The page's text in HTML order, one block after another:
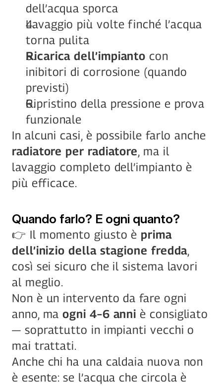
dell’acqua sporca
Lavaggio più volte finché l’acqua
torna pulita
Ricarica dell’impianto con
inibitori di corrosione (quando
previsti)
Ripristino della pressione e prova
funzionale
radiatore per radiatore, ma il
lavaggio completo dell’impianto è
più efficace.
Quando farlo? E ogni quanto?
👉 Il momento giusto è prima
dell’inizio della stagione fredda,
così sei sicuro che il sistema lavori
al meglio.
Non è un intervento da fare ogni
anno, ma ogni 4–6 anni è consigliato
— soprattutto in impianti vecchi o
mai trattati.
Anche chi ha una caldaia nuova non
è esente: se l’acqua che circola è